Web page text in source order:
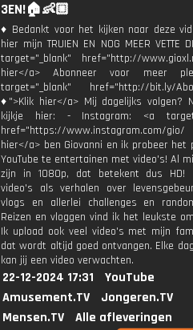
3EN!🏠👶🏼
♦ Bedankt voor het kijken naar deze
hier mijn TRUIEN EN NOG MEER VETTE
target="_blank" href="http://
hier</a> Abonneer voor meer
target="_blank" href="http://bit.ly/
♦">Klik hier</a> Mij dagelijks volgen?
kijkje hier: - Instagram: <a
href="https://www.instagram.com/
hier</a> ben Giovanni en ik probeer het
YouTube te entertainen met video's! Al
zijn in 1080p, dat betekent dus HD!
video's als verhalen over
vlogs en allerlei challenges en
Reizen en vloggen vind ik het leukste
Ik upload ook veel video's met mijn
dat wordt altijd goed ontvangen. Elke
kan jij een video verwachten.
22-12-2024 17:31
YouTube
Amusement.TV
Jongeren.TV
Mensen.TV
Alle afleveringen